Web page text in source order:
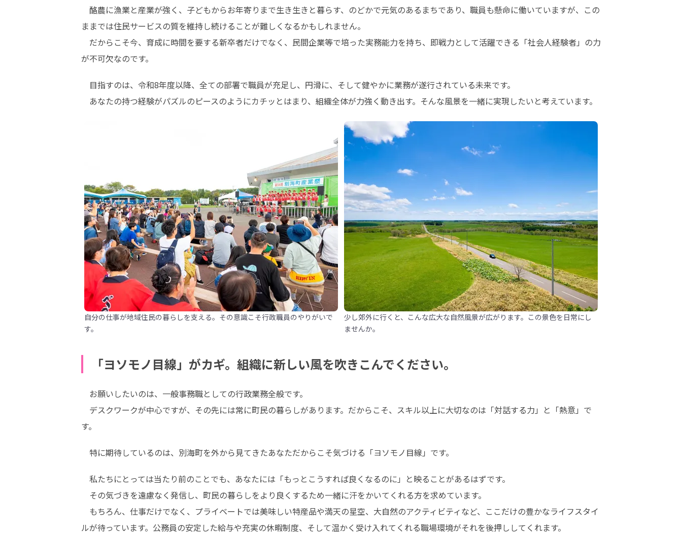
酪農に漁業と産業が強く、子どもからお年寄りまで生き生きと暮らす、のどかで元気のあるまちであり、職員も懸命に働いていますが、この
ままでは住民サービスの質を維持し続けることが難しくなるかもしれません。
だからこそ今、育成に時間を要する新卒者だけでなく、民間企業等で培った実務能力を持ち、即戦力として活躍できる「社会人経験者」の力
が不可欠なのです。
目指すのは、令和8年度以降、全ての部署で職員が充足し、円滑に、そして健やかに業務が遂行されている未来です。
あなたの持つ経験がパズルのピースのようにカチッとはまり、組織全体が力強く動き出す。そんな風景を一緒に実現したいと考えています。
自分の仕事が地域住民の暮らしを支える。その意識こそ行政職員のやりがいで
す。
少し郊外に行くと、こんな広大な自然風景が広がります。この景色を日常にし
ませんか。
「ヨソモノ目線」がカギ。組織に新しい風を吹きこんでください。
お願いしたいのは、一般事務職としての行政業務全般です。
デスクワークが中心ですが、その先には常に町民の暮らしがあります。だからこそ、スキル以上に大切なのは「対話する力」と「熱意」で
す。
特に期待しているのは、別海町を外から見てきたあなただからこそ気づける「ヨソモノ目線」です。
私たちにとっては当たり前のことでも、あなたには「もっとこうすれば良くなるのに」と映ることがあるはずです。
その気づきを遠慮なく発信し、町民の暮らしをより良くするため一緒に汗をかいてくれる方を求めています。
もちろん、仕事だけでなく、プライベートでは美味しい特産品や満天の星空、大自然のアクティビティなど、ここだけの豊かなライフスタイ
ルが待っています。公務員の安定した給与や充実の休暇制度、そして温かく受け入れてくれる職場環境がそれを後押ししてくれます。